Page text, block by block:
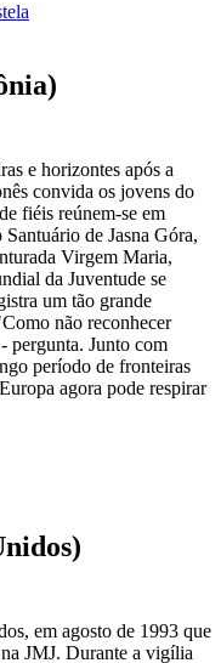
e horizontes após a
convida os jovens do
fiéis reúnem-se em
de Jasna Góra,
Virgem Maria,
da Juventude se
um tão grande
não reconhecer
pergunta. Junto com
período de fronteiras
agora pode respirar
em agosto de 1993 que
JMJ. Durante a vigília